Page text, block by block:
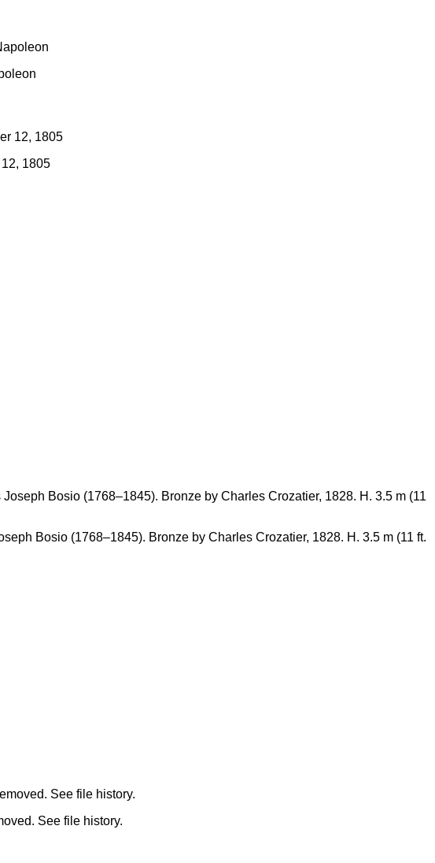
1805
Bosio (1768–1845). Bronze by Charles Crozatier, 1828. H. 3.5 m (11 ft.
See file history.